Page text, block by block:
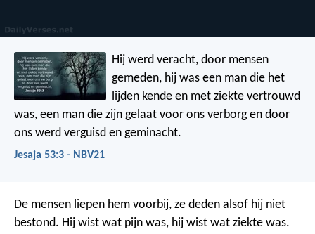
Hij werd veracht, door mensen
gemeden, hij was een man die het
lijden kende en met ziekte vertrouwd
was, een man die zijn gelaat voor ons verborgen door
ons werd verguisd en geminacht.
Jesaja 53:3 - NBV21
De mensen liepen hem voorbij, ze deden alsof hij niet
bestond. Hij wist wat pijn was, hij wist wat ziekte was.